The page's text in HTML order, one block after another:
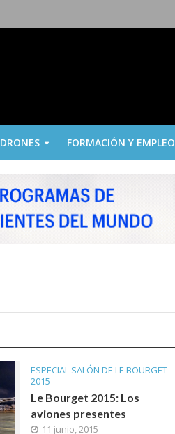
DRONES FORMACIÓN Y EMPLEO
ESPECIAL SALÓN DE LE BOURGET
2015
Le Bourget 2015: Los
aviones presentes
11 junio, 2015